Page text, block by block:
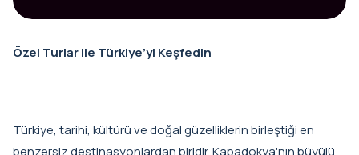
Özel Turlar ile Türkiye’yi Keşfedin
Türkiye, tarihi, kültürü ve doğal güzelliklerin birleştiği en
benzersiz destinasyonlardan biridir. Kapadokya'nın büyülü